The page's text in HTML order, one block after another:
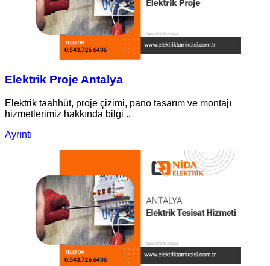
Elektrik Proje Antalya
Elektrik taahhüt, proje çizimi, pano tasarım ve montajı
hizmetlerimiz hakkında bilgi ..
Ayrıntı